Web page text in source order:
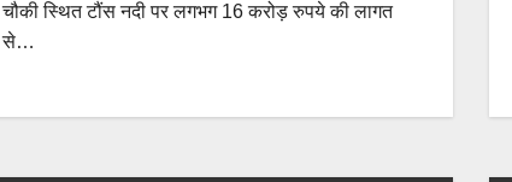
चौकी स्थित टौंस नदी पर लगभग 16 करोड़ रुपये की लागत
से…